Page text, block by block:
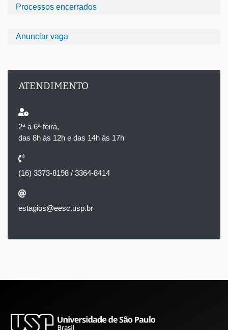
Processos encerrados
Anunciar vaga
ATENDIMENTO
2ª a 6ª feira,
das 8h às 12h e das 14h às 17h
(16) 3373-8198 / 3364-8414
estagios@eesc.usp.br